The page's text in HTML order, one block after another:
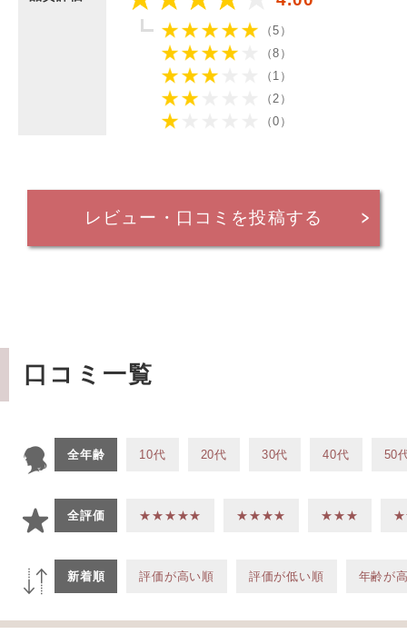
（5）
（8）
（1）
（2）
（0）
レビュー・口コミを投稿する
口コミ一覧
全年齢 10代 20代 30代 40代 50
全評価 ★★★★★ ★★★★ ★★★
新着順 評価が高い順 評価が低い順 年齢が